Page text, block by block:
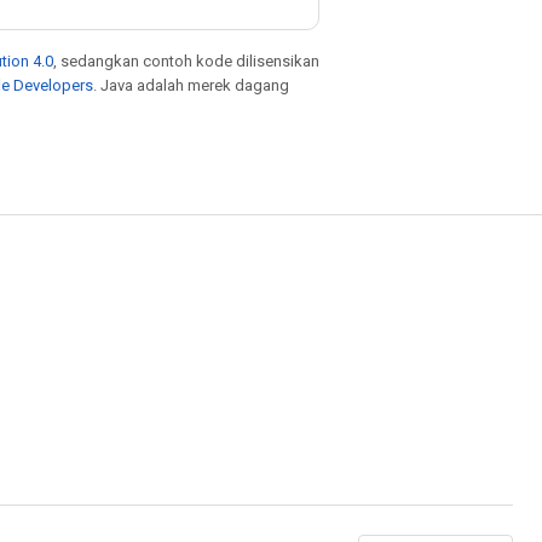
4.0 , sedangkan contoh kode dilisensikan
Developers . Java adalah merek dagang